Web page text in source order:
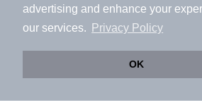
advertising and enhance your
our services.
Privacy Policy
OK
アプリに切り替えて、サクサクお
会員登録なしですぐ使える。マップ検
物件をサクサク探せる！
条件を変えて候補の物件を増やそう！